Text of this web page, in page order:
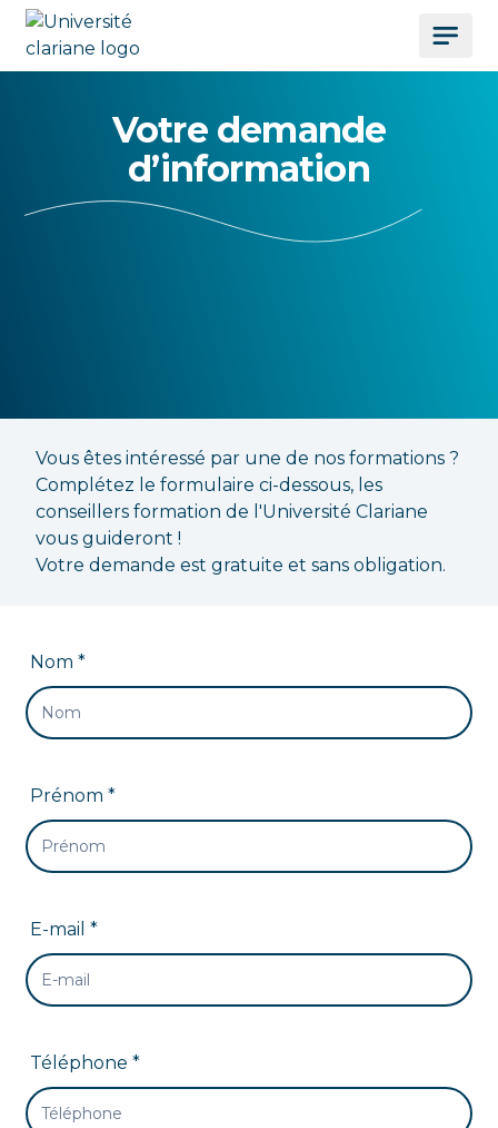
Votre demande
d’information
Vous êtes intéressé par une de nos formations ?
Complétez le formulaire ci-dessous, les
conseillers formation de l'Université Clariane
vous guideront !
Votre demande est gratuite et sans obligation.
Nom *
Prénom *
E-mail *
Téléphone *